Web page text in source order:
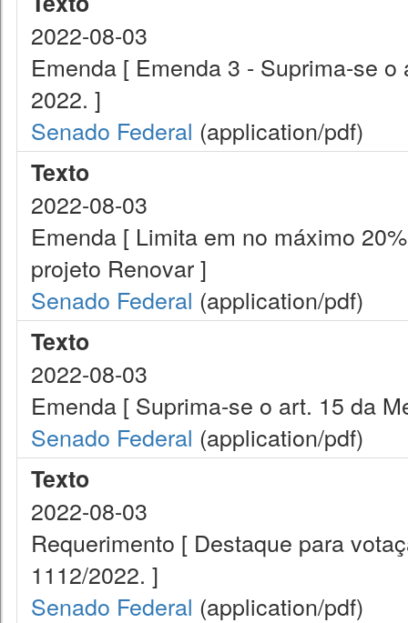
2022-08-03
Emenda [ Emenda 3 - Suprima-se
2022. ]
Senado Federal (application/pdf)
Texto
2022-08-03
Emenda [ Limita em no máximo
projeto Renovar ]
Senado Federal (application/pdf)
Texto
2022-08-03
Emenda [ Suprima-se o art. 15 da
Senado Federal (application/pdf)
Texto
2022-08-03
Requerimento [ Destaque para
1112/2022. ]
Senado Federal (application/pdf)